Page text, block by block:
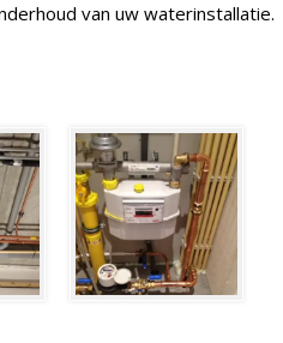
van uw waterinstallatie.